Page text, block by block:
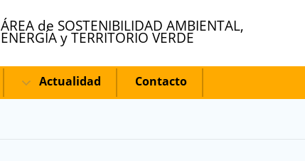
ÁREA de SOSTENIBILIDAD AMBIENTAL,
ENERGÍA y TERRITORIO VERDE
Actualidad Contacto